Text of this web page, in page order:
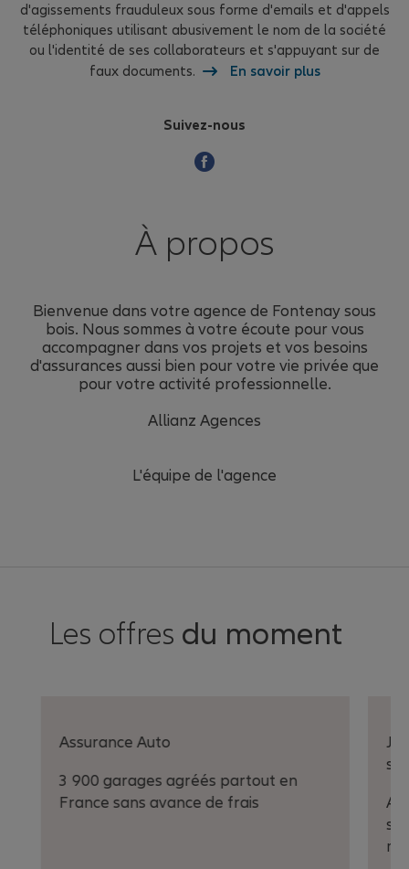
d'agissements frauduleux sous forme d'emails et d'appels
téléphoniques utilisant abusivement le nom de la société
ou l'identité de ses collaborateurs et s'appuyant sur de
faux documents.
En savoir plus
Suivez-nous
À propos
Bienvenue dans votre agence de Fontenay sous
bois. Nous sommes à votre écoute pour vous
accompagner dans vos projets et vos besoins
d'assurances aussi bien pour votre vie privée que
pour votre activité professionnelle.
Allianz Agences
L'équipe de l'agence
Les offres du moment
Assurance Auto
3 900 garages agréés partout en
France sans avance de frais
A